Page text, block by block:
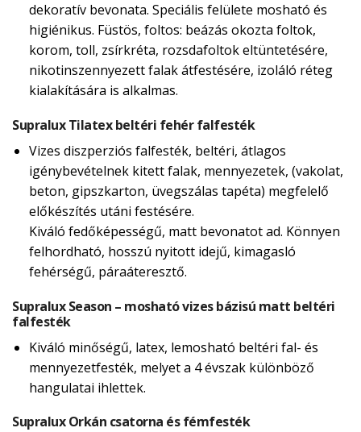
dekoratív bevonata. Speciális felülete mosható és
higiénikus. Füstös, foltos: beázás okozta foltok,
korom, toll, zsírkréta, rozsdafoltok eltüntetésére,
nikotinszennyezett falak átfestésére, izoláló réteg
kialakítására is alkalmas.
Supralux Tilatex beltéri fehér falfesték
Vizes diszperziós falfesték, beltéri, átlagos
igénybevételnek kitett falak, mennyezetek, (vakolat,
beton, gipszkarton, üvegszálas tapéta) megfelelő
előkészítés utáni festésére.
Kiváló fedőképességű, matt bevonatot ad. Könnyen
felhordható, hosszú nyitott idejű, kimagasló
fehérségű, páraáteresztő.
Supralux Season – mosható vizes bázisú matt beltéri
falfesték
Kiváló minőségű, latex, lemosható beltéri fal- és
mennyezetfesték, melyet a 4 évszak különböző
hangulatai ihlettek.
Supralux Orkán csatorna és fémfesték